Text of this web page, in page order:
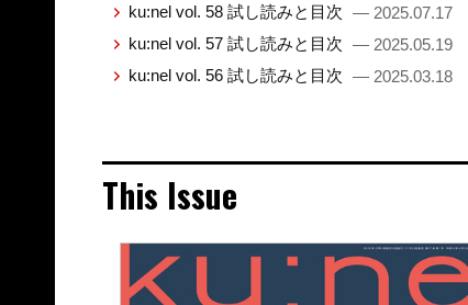
ku:nel vol. 58 試し読みと目次 — 2025.07.17
ku:nel vol. 57 試し読みと目次 — 2025.05.19
ku:nel vol. 56 試し読みと目次 — 2025.03.18
This Issue